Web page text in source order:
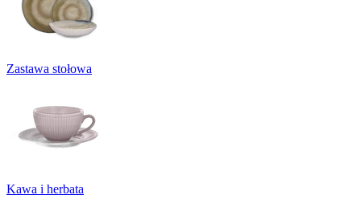
Zastawa stołowa
Kawa i herbata